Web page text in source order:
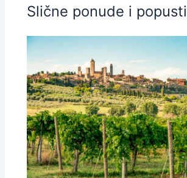
Slične ponude i popusti